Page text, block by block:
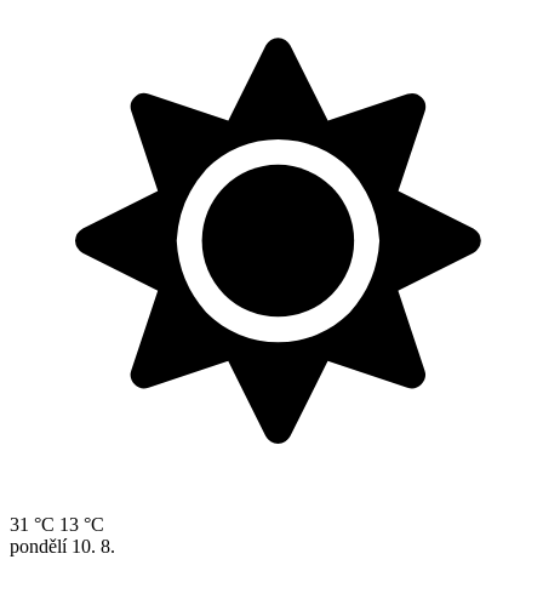
31 °C 13 °C
pondělí 10. 8.